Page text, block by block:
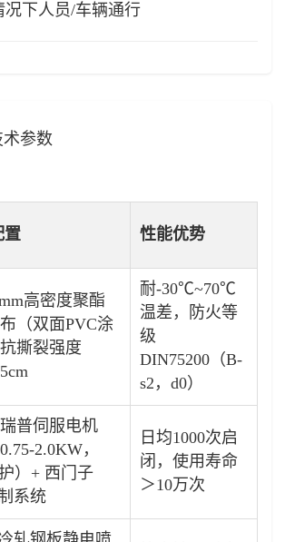
况下人员/车辆通行
参数
置 性能优势
高密度聚酯
（双面PVC涂
撕裂强度
耐-30℃~70℃
温差，防火等
级
DIN75200（B-
s2，d0）
普伺服电机
2.0KW，
）+ 西门子
系统
日均1000次启
闭，使用寿命
＞10万次